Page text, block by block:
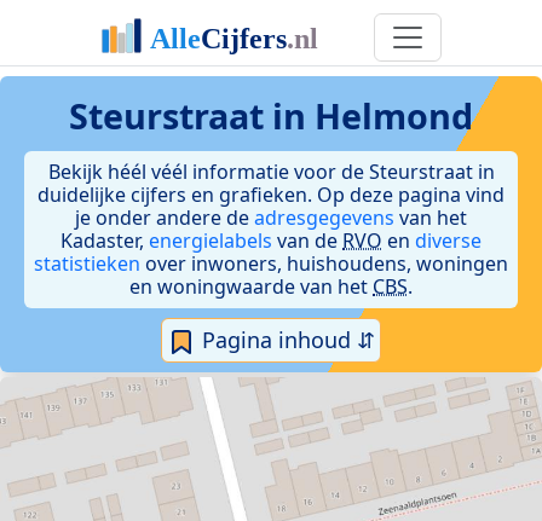
Steurstraat in Helmond
Bekijk héél véél informatie voor de Steurstraat in
duidelijke cijfers en grafieken. Op deze pagina vind
je onder andere deadresgegevens van het
Kadaster, energielabels van de RVO en diverse
statistieken over inwoners, huishoudens, woningen
en woningwaarde van het CBS.
Pagina inhoud ⇵